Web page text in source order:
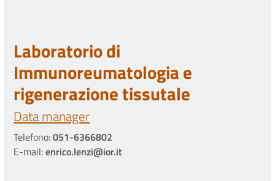
Laboratorio di
Immunoreumatologia e
rigenerazione tissutale
Data manager
Telefono:051-6366802
E-mail:enrico.lenzi@ior.it